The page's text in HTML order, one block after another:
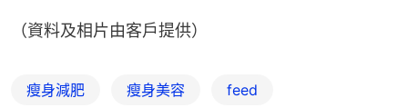
（資料及相片由客戶提供）
瘦身減肥 瘦身美容 feed